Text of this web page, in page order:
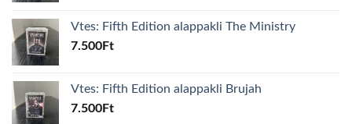
Vtes: Fifth Edition alappakli The Ministry
7.500Ft
Vtes: Fifth Edition alappakli Brujah
7.500Ft